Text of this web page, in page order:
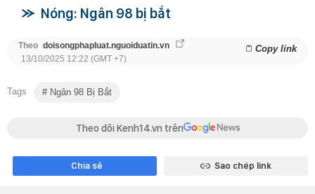
Nóng: Ngân 98 bị bắt
Theo doisongphapluat.nguoiduatin.vn Copy link
13/10/2025 12:22 (GMT +7)
Tags Ngân 98 Bị Bắt
Theo dõi Kenh14.vn trên
Chia sẻ Sao chép link